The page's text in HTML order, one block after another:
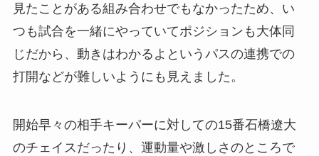
見たことがある組み合わせでもなかったため、い
つも試合を一緒にやっていてポジションも大体同
じだから、動きはわかるよというパスの連携での
打開などが難しいようにも見えました。
開始早々の相手キーパーに対しての15番石橋遼大
のチェイスだったり、運動量や激しさのところで